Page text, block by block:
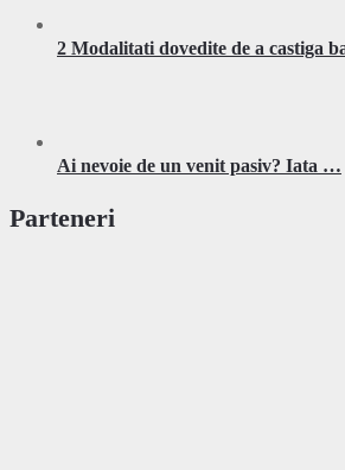
2 Modalitati dovedite de a castiga
Ai nevoie de un venit pasiv? Iata …
Parteneri